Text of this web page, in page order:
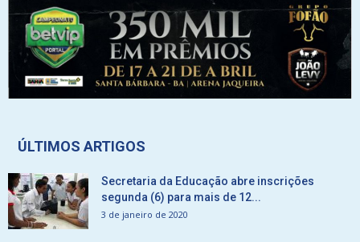
ÚLTIMOS ARTIGOS
Secretaria da Educação abre inscrições
segunda (6) para mais de 12...
3 de janeiro de 2020